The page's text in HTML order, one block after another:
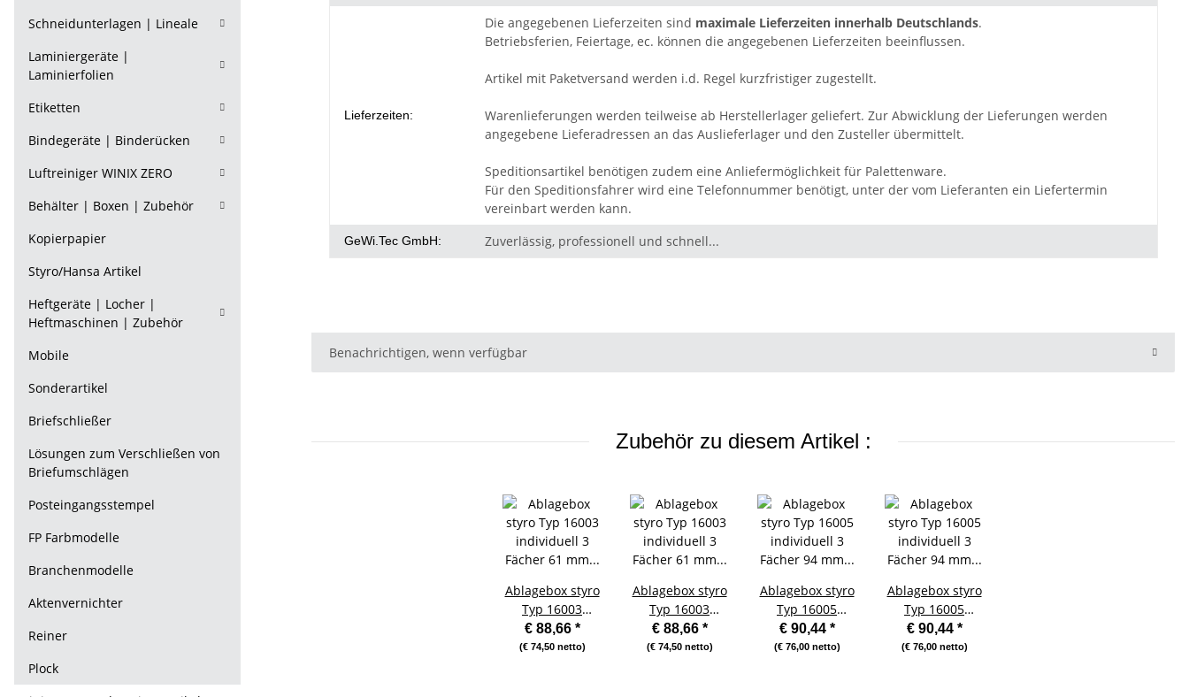
Lieferzeiten:
Die angegebenen Lieferzeiten sind maximale Lieferzeiten innerhalb Deutschlands.
Betriebsferien, Feiertage, ec. können die angegebenen Lieferzeiten beeinflussen.
Artikel mit Paketversand werden i.d. Regel kurzfristiger zugestellt.
Warenlieferungen werden teilweise ab Herstellerlager geliefert. Zur Abwicklung der Lieferungen werden
angegebene Lieferadressen an das Auslieferlager und den Zusteller übermittelt.
Speditionsartikel benötigen zudem eine Anliefermöglichkeit für Palettenware.
Für den Speditionsfahrer wird eine Telefonnummer benötigt, unter der vom Lieferanten ein Liefertermin
vereinbart werden kann.
GeWi.Tec GmbH: Zuverlässig, professionell und schnell...
Benachrichtigen, wenn verfügbar
Zubehör zu diesem Artikel :
Ablagebox styro
Typ 16003
individuell 3
Fächer 61 mm
€ 88,66 *
(€ 74,50 netto)
Ablagebox styro
Typ 16003
individuell 3
Fächer 61 mm
€ 88,66 *
(€ 74,50 netto)
Ablagebox styro
Typ 16005
individuell 3
Fächer 94 mm
€ 90,44 *
(€ 76,00 netto)
Ablagebox styro
Typ 16005
individuell 3
Fächer 94 mm
€ 90,44 *
(€ 76,00 netto)
Schneidunterlagen | Lineale
Laminiergeräte |
Laminierfolien
Etiketten
Bindegeräte | Binderücken
Luftreiniger WINIX ZERO
Behälter | Boxen | Zubehör
Kopierpapier
Styro/Hansa Artikel
Heftgeräte | Locher |
Heftmaschinen | Zubehör
Mobile
Sonderartikel
Briefschließer
Lösungen zum Verschließen von
Briefumschlägen
Posteingangsstempel
FP Farbmodelle
Branchenmodelle
Aktenvernichter
Reiner
Plock